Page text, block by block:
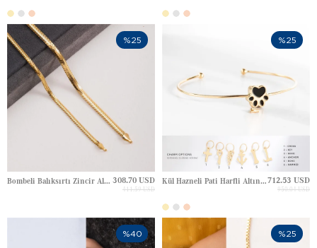
Bombeli Balıksırtı Zincir Altın Bileklik 308.70 USD
411.59 USD
%25
Kül Hazneli Pati Harfli Altın Bileklik712.53 USD
950.04 USD
%25
%40 %25